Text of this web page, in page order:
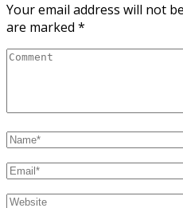
Your email address will not
are marked *